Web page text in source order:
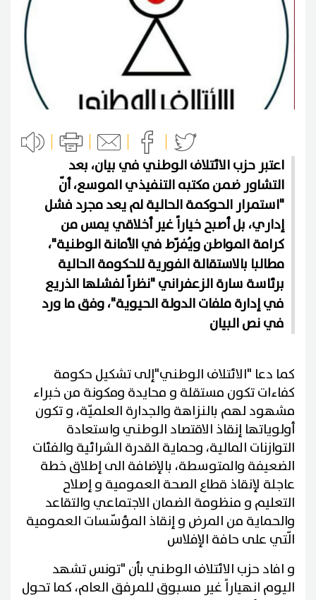
اعتبر حزب الائتلاف الوطني في بيان، بعد
التشاور ضمن مكتبه التنفيذي الموسع، أنّ
"استمرار الحوكمة الحالية لم يعد مجرد فشل
إداري، بل أصبح خياراً غير أخلاقي يمس من
كرامة المواطن ويُفرّط في الأمانة الوطنية"،
مطالبا بالاستقالة الفورية للحكومة الحالية
برئاسة سارة الزعفراني "نظراً لفشلها الذريع
في إدارة ملفات الدولة الحيوية"، وفق ما ورد
في نص البيان
كما دعا "الائتلاف الوطني"إلى تشكيل حكومة
كفاءات تكون مستقلة و محايدة ومكونة من خبراء
مشهود لهم بالنزاهة والجدارة العلميّة، و تكون
أولوياتها إنقاذ الاقتصاد الوطني واستعادة
التوازنات المالية، وحماية القدرة الشرائية والفئات
الضعيفة والمتوسطة، بالإضافة الى إطلاق خطة
عاجلة لإنقاذ قطاع الصحة العمومية و إصلاح
التعليم و منظومة الضمان الاجتماعي والتقاعد
والحماية من المرض و إنقاذ المؤسّسات العمومية
الّتي على حافة الإفلاس
و افاد حزب الائتلاف الوطني بأن "تونس تشهد
اليوم انهياراً غير مسبوق للمرفق العام، كما تحول